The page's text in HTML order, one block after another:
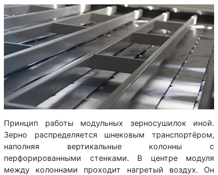
Принцип работы модульных зерносушилок иной.
Зерно распределяется шнековым транспортёром,
наполняя вертикальные колонны с
перфорированными стенками. В центре модуля
между колоннами проходит нагретый воздух. Он